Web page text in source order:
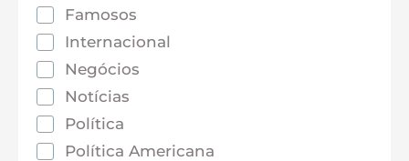
Famosos
Internacional
Negócios
Notícias
Política
Política Americana